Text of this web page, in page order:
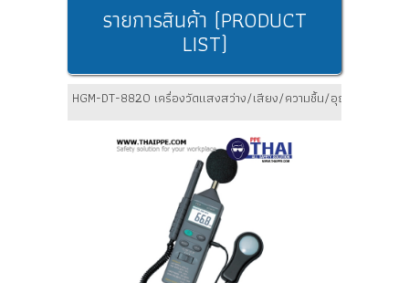
รายการสินค้า (PRODUCT
LIST)
HGM-DT-8820 เครื่องวัดแสงสว่าง/เสียง/ความชื้น/อุณหภูมิ